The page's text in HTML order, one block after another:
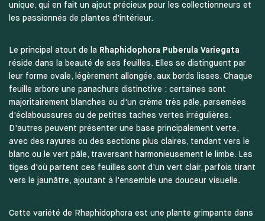
unique, qui en fait un ajout précieux pour les collectionneurs et
les passionnés de plantes d'intérieur.
Le principal atout de la Rhaphidophora Puberula Variegata
réside dans la beauté de ses feuilles. Elles se distinguent par
leur forme ovale, légèrement allongée, aux bords lisses. Chaque
feuille arbore une panachure distinctive : certaines sont
majoritairement blanches ou d'un crème très pâle, parsemées
d'éclaboussures ou de petites taches vertes irrégulières.
D'autres peuvent présenter une base principalement verte,
avec des rayures ou des sections plus claires, tendant vers le
blanc ou le vert pâle, traversant harmonieusement le limbe. Les
tiges d'où partent ces feuilles sont d'un vert clair, parfois tirant
vers le jaunâtre, ajoutant à l'ensemble une douceur visuelle.
Cette variété de Rhaphidophora est une plante grimpante dans